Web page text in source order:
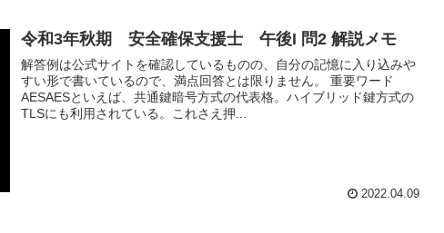
令和3年秋期 安全確保支援士 午後I 問2 解説メモ
解答例は公式サイトを確認しているものの、自分の記憶に入り込みや
すい形で書いているので、満点回答とは限りません。 重要ワード
AESAESといえば、共通鍵暗号方式の代表格。ハイブリッド鍵方式の
TLSにも利用されている。これさえ押...
2022.04.09